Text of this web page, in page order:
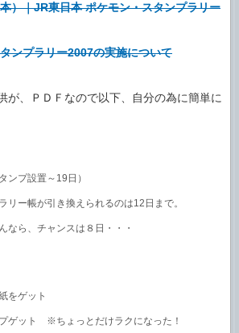
）｜JR東日本 ポケモン・スタンプラリー
ンプラリー2007の実施について
が、ＰＤＦなので以下、自分の為に簡単に
ンプ設置～19日）
リー帳が引き換えられるのは12日まで。
なら、チャンスは８日・・・
をゲット
ゲット ※ちょっとだけラクになった！